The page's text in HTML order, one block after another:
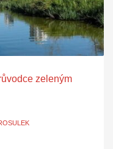
zeleným